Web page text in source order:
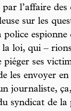
par l’affaire
sur les
police
la loi, qui –
piéger ses
les envoyer
journaliste,
syndicat de la